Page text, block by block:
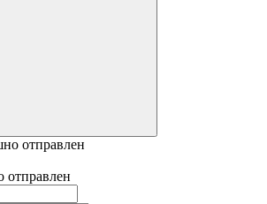
отправлен